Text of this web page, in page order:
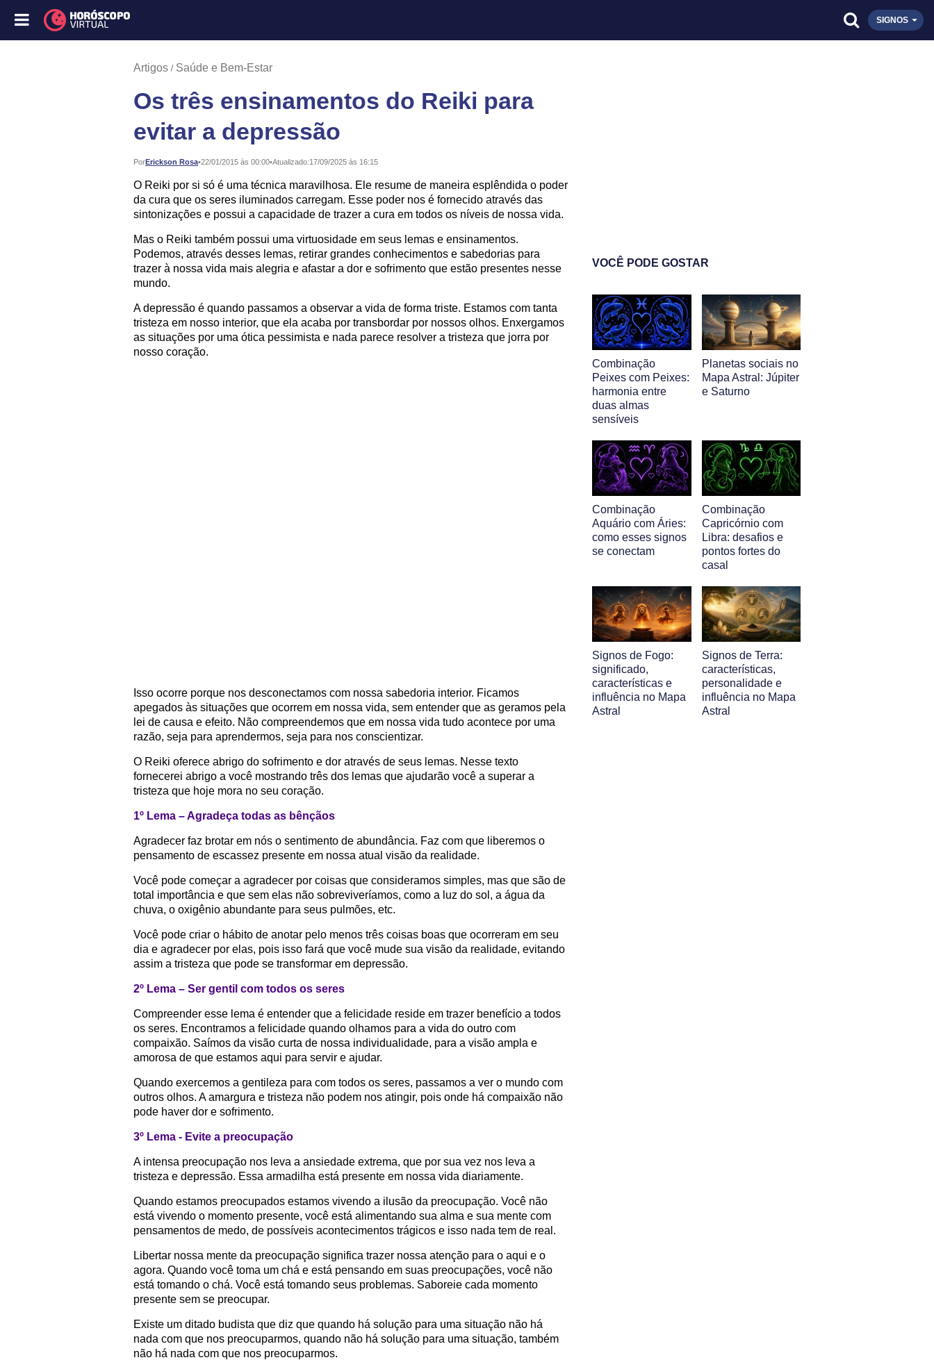
SIGNOS
Artigos Saúde e Bem-Estar
Os três ensinamentos do Reiki para
evitar a depressão
PorErickson Rosa•
Publicado: 22/01/2015 às 00:00•Atualizado:17/09/2025 às 16:15
O Reiki por si só é uma técnica maravilhosa. Ele resume de maneira esplêndida o poder
da cura que os seres iluminados carregam. Esse poder nos é fornecido através das
sintonizações e possui a capacidade de trazer a cura em todos os níveis de nossa vida.
Mas o Reiki também possui uma virtuosidade em seus lemas e ensinamentos.
Podemos, através desses lemas, retirar grandes conhecimentos e sabedorias para
trazer à nossa vida mais alegria e afastar a dor e sofrimento que estão presentes nesse
mundo.
A depressão é quando passamos a observar a vida de forma triste. Estamos com tanta
tristeza em nosso interior, que ela acaba por transbordar por nossos olhos. Enxergamos
as situações por uma ótica pessimista e nada parece resolver a tristeza que jorra por
nosso coração.
Isso ocorre porque nos desconectamos com nossa sabedoria interior. Ficamos
apegados às situações que ocorrem em nossa vida, sem entender que as geramos pela
lei de causa e efeito. Não compreendemos que em nossa vida tudo acontece por uma
razão, seja para aprendermos, seja para nos conscientizar.
O Reiki oferece abrigo do sofrimento e dor através de seus lemas. Nesse texto
fornecerei abrigo a você mostrando três dos lemas que ajudarão você a superar a
tristeza que hoje mora no seu coração.
1º Lema – Agradeça todas as bênçãos
Agradecer faz brotar em nós o sentimento de abundância. Faz com que liberemos o
pensamento de escassez presente em nossa atual visão da realidade.
Você pode começar a agradecer por coisas que consideramos simples, mas que são de
total importância e que sem elas não sobreviveríamos, como a luz do sol, a água da
chuva, o oxigênio abundante para seus pulmões, etc.
Você pode criar o hábito de anotar pelo menos três coisas boas que ocorreram em seu
dia e agradecer por elas, pois isso fará que você mude sua visão da realidade, evitando
assim a tristeza que pode se transformar em depressão.
2º Lema – Ser gentil com todos os seres
Compreender esse lema é entender que a felicidade reside em trazer benefício a todos
os seres. Encontramos a felicidade quando olhamos para a vida do outro com
compaixão. Saímos da visão curta de nossa individualidade, para a visão ampla e
amorosa de que estamos aqui para servir e ajudar.
Quando exercemos a gentileza para com todos os seres, passamos a ver o mundo com
outros olhos. A amargura e tristeza não podem nos atingir, pois onde há compaixão não
pode haver dor e sofrimento.
3º Lema - Evite a preocupação
A intensa preocupação nos leva a ansiedade extrema, que por sua vez nos leva a
tristeza e depressão. Essa armadilha está presente em nossa vida diariamente.
Quando estamos preocupados estamos vivendo a ilusão da preocupação. Você não
está vivendo o momento presente, você está alimentando sua alma e sua mente com
pensamentos de medo, de possíveis acontecimentos trágicos e isso nada tem de real.
Libertar nossa mente da preocupação significa trazer nossa atenção para o aqui e o
agora. Quando você toma um chá e está pensando em suas preocupações, você não
está tomando o chá. Você está tomando seus problemas. Saboreie cada momento
presente sem se preocupar.
Existe um ditado budista que diz que quando há solução para uma situação não há
nada com que nos preocuparmos, quando não há solução para uma situação, também
não há nada com que nos preocuparmos.
VOCÊ PODE GOSTAR
Combinação
Peixes com Peixes:
harmonia entre
duas almas
sensíveis
Planetas sociais no
Mapa Astral: Júpiter
e Saturno
Combinação
Aquário com Áries:
como esses signos
se conectam
Combinação
Capricórnio com
Libra: desafios e
pontos fortes do
casal
Signos de Fogo:
significado,
características e
influência no Mapa
Astral
Signos de Terra:
características,
personalidade e
influência no Mapa
Astral